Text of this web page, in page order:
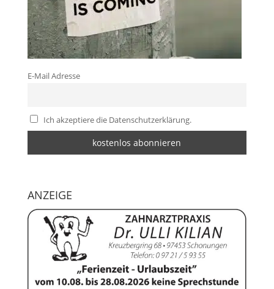
E-Mail Adresse
Ich akzeptiere die Datenschutzerklärung.
ANZEIGE